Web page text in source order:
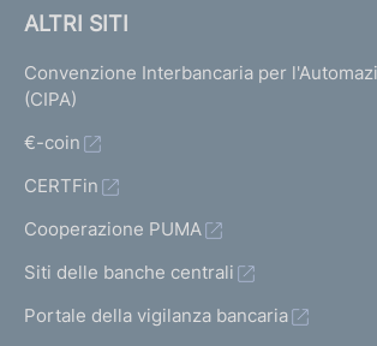
ALTRI SITI
Convenzione Interbancaria per
(CIPA)
€-coin
CERTFin
Cooperazione PUMA
Siti delle banche centrali
Portale della vigilanza bancaria